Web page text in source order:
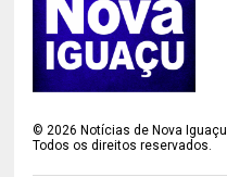
©2026 Notícias de Nova Iguaçu
Todos os direitos reservados.